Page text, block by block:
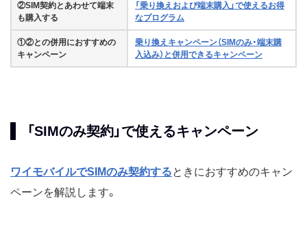
②SIM契約とあわせて端末
も購入する
「乗り換えおよび端末購入」で使えるお得
なプログラム
①②との併用におすすめの
キャンペーン
乗り換えキャンペーン（SIMのみ・端末購
入込み）と併用できるキャンペーン
「SIMのみ契約」で使えるキャンペーン
ワイモバイルでSIMのみ契約するときにおすすめのキャン
ペーンを解説します。